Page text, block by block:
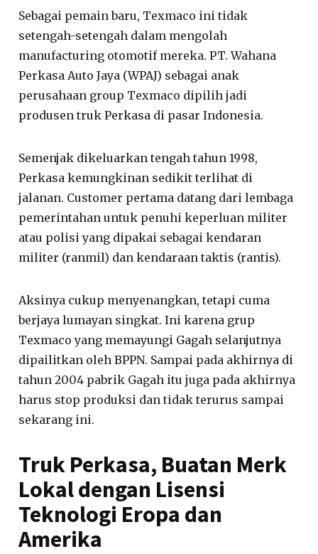
Sebagai pemain baru, Texmaco ini tidak
setengah-setengah dalam mengolah
manufacturing otomotif mereka. PT. Wahana
Perkasa Auto Jaya (WPAJ) sebagai anak
perusahaan group Texmaco dipilih jadi
produsen truk Perkasa di pasar Indonesia.
Semenjak dikeluarkan tengah tahun 1998,
Perkasa kemungkinan sedikit terlihat di
jalanan. Customer pertama datang dari lembaga
pemerintahan untuk penuhi keperluan militer
atau polisi yang dipakai sebagai kendaran
militer (ranmil) dan kendaraan taktis (rantis).
Aksinya cukup menyenangkan, tetapi cuma
berjaya lumayan singkat. Ini karena grup
Texmaco yang memayungi Gagah selanjutnya
dipailitkan oleh BPPN. Sampai pada akhirnya di
tahun 2004 pabrik Gagah itu juga pada akhirnya
harus stop produksi dan tidak terurus sampai
sekarang ini.
Truk Perkasa, Buatan Merk
Lokal dengan Lisensi
Teknologi Eropa dan
Amerika